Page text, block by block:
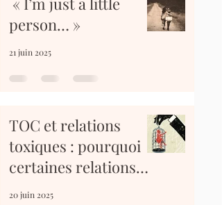
person… »
21 juin 2025
TOC et relations
toxiques : pourquoi
certaines relations
peuvent aggraver
20 juin 2025